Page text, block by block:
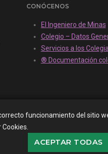
funcionamiento del sitio
ACEPTAR TODAS
CONÓCENOS
El Ingeniero de Minas
Colegio – Datos
Servicios a los
® Documentación